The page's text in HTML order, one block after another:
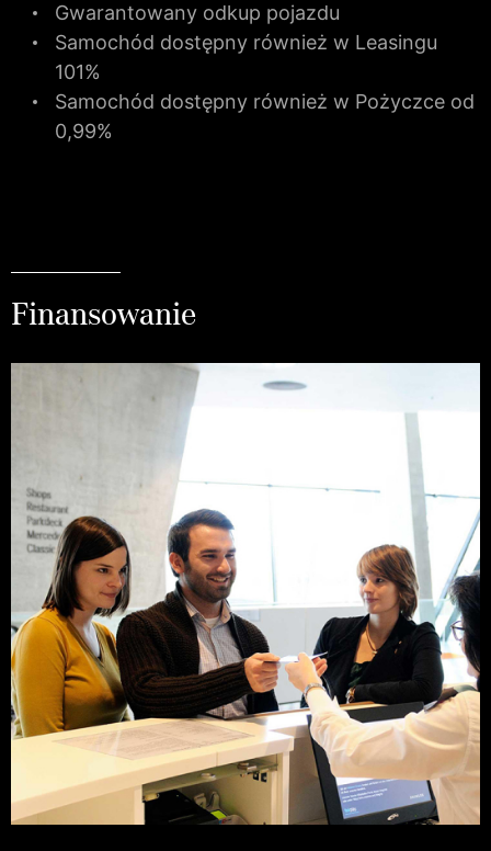
Gwarantowany odkup pojazdu
Samochód dostępny również w Leasingu
101%
Samochód dostępny również w Pożyczce od
0,99%
Finansowanie